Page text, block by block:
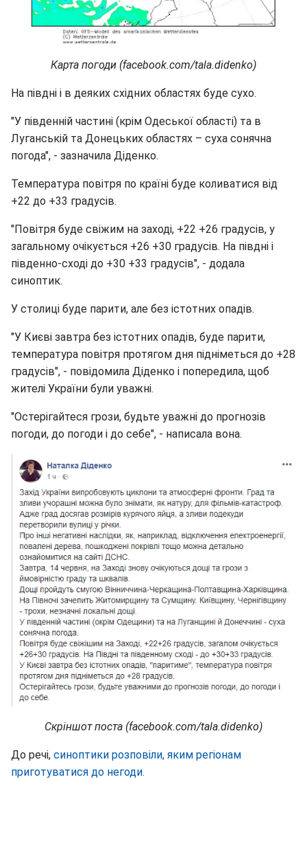
Карта погоди (facebook.com/tala.didenko)
На півдні і в деяких східних областях буде сухо.
"У південній частині (крім Одеської області) та в
Луганській та Донецьких областях – суха сонячна
погода", - зазначила Діденко.
Температура повітря по країні буде коливатися від
+22 до +33 градусів.
"Повітря буде свіжим на заході, +22 +26 градусів, у
загальному очікується +26 +30 градусів. На півдні і
південно-сході до +30 +33 градусів", - додала
синоптик.
У столиці буде парити, але без істотних опадів.
"У Києві завтра без істотних опадів, буде парити,
температура повітря протягом дня підніметься до +28
градусів", - повідомила Діденко і попередила, щоб
жителі України були уважні.
"Остерігайтеся грози, будьте уважні до прогнозів
погоди, до погоди і до себе", - написала вона.
Скріншот поста (facebook.com/tala.didenko)
До речі, синоптики розповіли, яким регіонам
приготуватися до негоди.